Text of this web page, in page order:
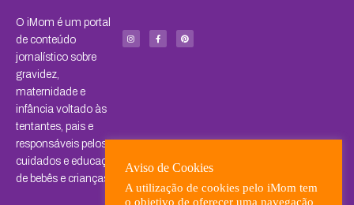
O iMom é um portal
de conteúdo
jornalístico sobre
gravidez,
maternidade e
infância voltado às
tentantes, pais e
responsáveis pelos
cuidados e educação
de bebês e crianças.
t
a
c
e
b
n
t
e
Aviso de Cookies
A utilização de cookies pelo iMom tem
o objetivo de oferecer uma navegação